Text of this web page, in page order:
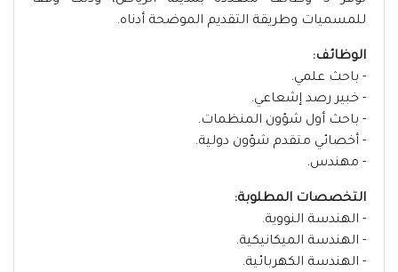
للمسميات وطريقة التقديم الموضحة أدناه.
الوظائف:
- باحث علمي.
- خبير رصد إشعاعي.
- باحث أول شؤون المنظمات.
- أخصائي متقدم شؤون دولية.
- مهندس.
التخصصات المطلوبة:
- الهندسة النووية.
- الهندسة الميكانيكية.
- الهندسة الكهربائية.